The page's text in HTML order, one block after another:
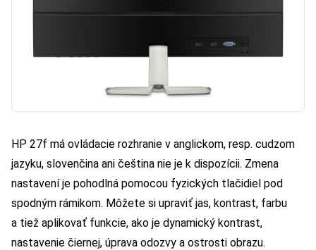
HP 27f má ovládacie rozhranie v anglickom, resp. cudzom
jazyku, slovenčina ani čeština nie je k dispozícii. Zmena
nastavení je pohodlná pomocou fyzických tlačidiel pod
spodným rámikom. Môžete si upraviť jas, kontrast, farbu
a tiež aplikovať funkcie, ako je dynamický kontrast,
nastavenie čiernej, úprava odozvy a ostrosti obrazu.